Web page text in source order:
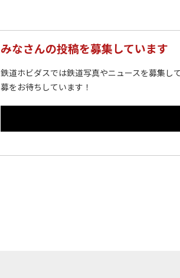
みなさんの投稿を募集しています
鉄道ホビダスでは鉄道写真やニュースを募集し
募をお待ちしています！